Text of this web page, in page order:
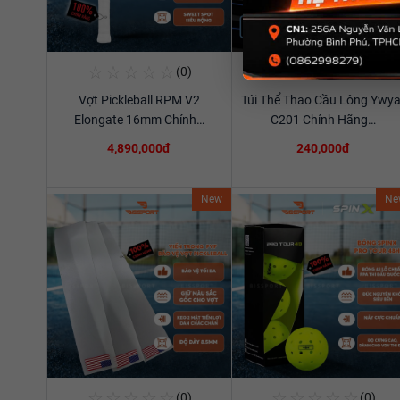
(0)
Vợt Pickleball RPM V2
Elongate 16mm Chính…
4,890,000đ
☆☆☆☆☆ (0)
Túi Thể Thao Cầu Lông
C201 Chính Hãng…
240,000đ
New